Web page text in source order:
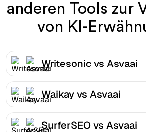
anderen Tools zur
von KI-
Writesonic vs Asvaai
Waikay vs Asvaai
SurferSEO vs Asvaai